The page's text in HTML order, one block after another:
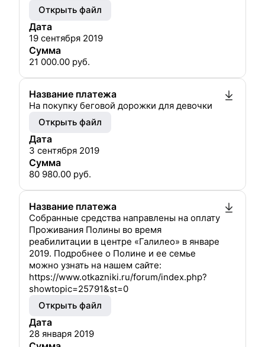
Открыть файл
Дата
19 сентября 2019
Сумма
21 000.00 руб.
Название платежа
На покупку беговой дорожки для девочки
Открыть файл
Дата
3 сентября 2019
Сумма
80 980.00 руб.
Название платежа
Собранные средства направлены на оплату
Проживания Полины во время
реабилитации в центре «Галилео» в январе
2019. Подробнее о Полине и ее семье
можно узнать на нашем сайте:
https://www.otkazniki.ru/forum/index.php?
showtopic=25791&st=0
Открыть файл
Дата
28 января 2019